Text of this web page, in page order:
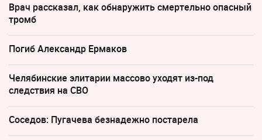
Врач рассказал, как обнаружить смертельно опасный
тромб
Погиб Александр Ермаков
Челябинские элитарии массово уходят из-под
следствия на СВО
Соседов: Пугачева безнадежно постарела